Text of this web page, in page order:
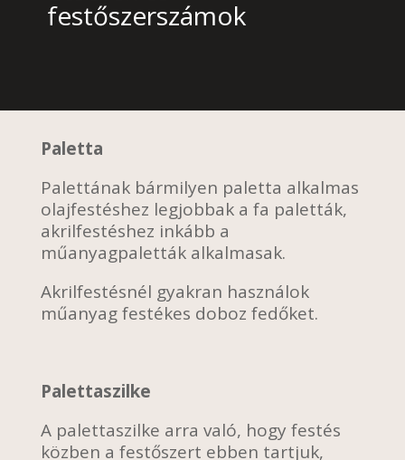
festőszerszámok
Paletta
Palettának bármilyen paletta alkalmas
olajfestéshez legjobbak a fa paletták,
akrilfestéshez inkább a
műanyagpaletták alkalmasak.
Akrilfestésnél gyakran használok
műanyag festékes doboz fedőket.
Palettaszilke
A palettaszilke arra való, hogy festés
közben a festőszert ebben tartjuk,